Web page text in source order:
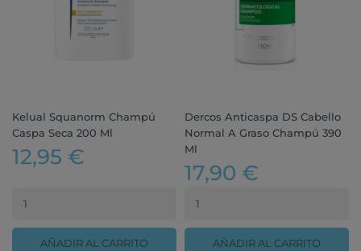
Kelual Squanorm Champú
Caspa Seca 200 Ml
12,95 €
AÑADIR AL CARRITO
Dercos Anticaspa DS Cabello
Normal A Graso Champú 390
Ml
17,90 €
AÑADIR AL CARRITO